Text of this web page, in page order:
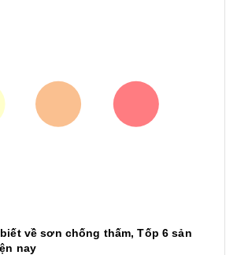
về sơn chống thấm, Tốp 6 sản
nay